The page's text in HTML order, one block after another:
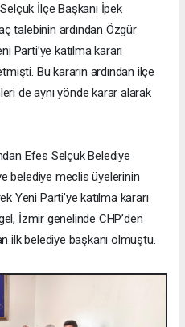
İlçe Başkanı İpek
talebinin ardından Özgür
Parti’ye katılma kararı
Bu kararın ardından ilçe
de aynı yönde karar alarak
Efes Selçuk Belediye
belediye meclis üyelerinin
Yeni Parti’ye katılma kararı
İzmir genelinde CHP’den
ilk belediye başkanı olmuştu.